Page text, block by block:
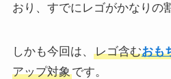
おり、すでにレゴがかなりの
しかも今回は、 レゴ含むおも
アップ対象です。